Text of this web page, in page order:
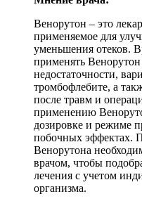
Венорутон – это
применяемое для
уменьшения отеков.
применять
недостаточности,
тромбофлебите, а
после травм и
применению
дозировке и режиме
побочных эффектах.
Венорутона
врачом, чтобы
лечения с учетом
организма.